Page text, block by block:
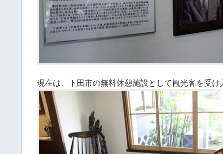
現在は、下田市の無料休憩施設として観光客を受け